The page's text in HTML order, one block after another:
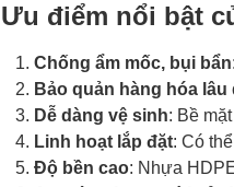
Ưu điểm nổi bật
Chống ẩm mốc, bụi bẩn
Bảo quản hàng hóa lâu
Dễ dàng vệ sinh: Bề
Linh hoạt lắp đặt: Có
Độ bền cao: Nhựa